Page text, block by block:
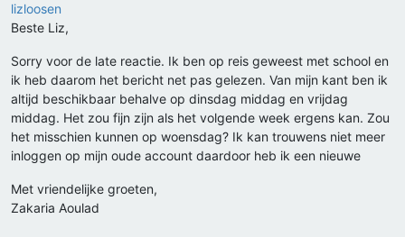
lizloosen
Beste Liz,
Sorry voor de late reactie. Ik ben op reis geweest met school en
ik heb daarom het bericht net pas gelezen. Van mijn kant ben ik
altijd beschikbaar behalve op dinsdag middag en vrijdag
middag. Het zou fijn zijn als het volgende week ergens kan. Zou
het misschien kunnen op woensdag? Ik kan trouwens niet meer
inloggen op mijn oude account daardoor heb ik een nieuwe
Met vriendelijke groeten,
Zakaria Aoulad